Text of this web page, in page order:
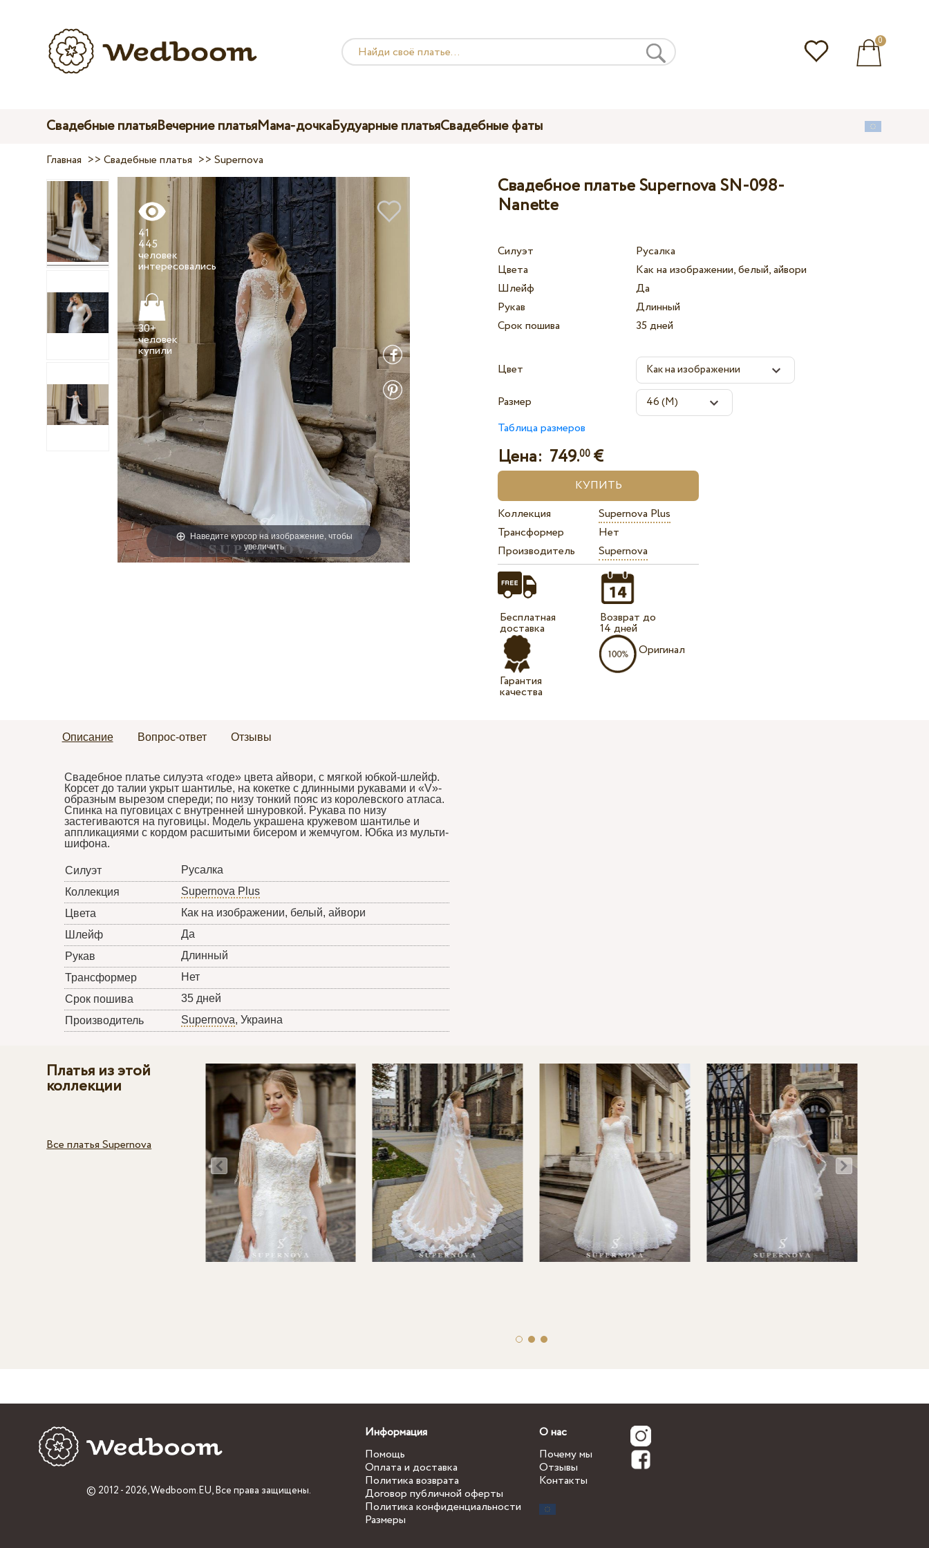
0
Свадебные платьяВечерние платьяМама-дочкаБудуарные платьяСвадебные фаты
Главная >>Свадебные платья >>Supernova
Наведите курсор на изображение, чтобы
увеличить
41
445
человек
30+
человек
Свадебное платье Supernova SN-098-
Nanette
Силуэт
Русалка
Цвета
Как на изображении, белый, айвори
Шлейф
Да
Рукав
Длинный
Срок пошива
35 дней
Цвет
Размер
Таблица размеров
Цена: 749.00 €
Коллекция
Supernova Plus
Трансформер
Нет
Производитель
Supernova
Бесплатная
доставка
Гарантия
качества
Возврат до
14 дней
Оригинал
Описание Вопрос-ответ Отзывы
Свадебное платье силуэта «годе» цвета айвори, с мягкой юбкой-шлейф.
Корсет до талии укрыт шантилье, на кокетке с длинными рукавами и «V»-
образным вырезом спереди; по низу тонкий пояс из королевского атласа.
Спинка на пуговицах с внутренней шнуровкой. Рукава по низу
застегиваются на пуговицы. Модель украшена кружевом шантилье и
аппликациями с кордом расшитыми бисером и жемчугом. Юбка из мульти-
шифона.
Силуэт
Русалка
Коллекция
Supernova Plus
Цвета
Как на изображении, белый, айвори
Шлейф
Да
Рукав
Длинный
Трансформер
Нет
Срок пошива
35 дней
Производитель
Supernova, Украина
Платья из этой
коллекции
Все платья Supernova
© 2012 - 2026,Wedboom.EU, Все права защищены.
Информация
Помощь
Оплата и доставка
Политика возврата
Договор публичной оферты
Политика конфиденциальности
Размеры
О нас
Почему мы
Отзывы
Контакты